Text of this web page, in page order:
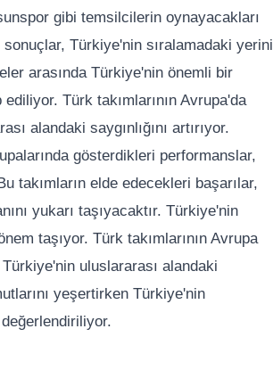
gibi temsilcilerin oynayacakları
Türkiye'nin sıralamadaki yerini
arasında Türkiye'nin önemli bir
Türk takımlarının Avrupa'da
alandaki saygınlığını artırıyor.
gösterdikleri performanslar,
takımların elde edecekleri başarılar,
yukarı taşıyacaktır. Türkiye'nin
taşıyor. Türk takımlarının Avrupa
uluslararası alandaki
yeşertirken Türkiye'nin